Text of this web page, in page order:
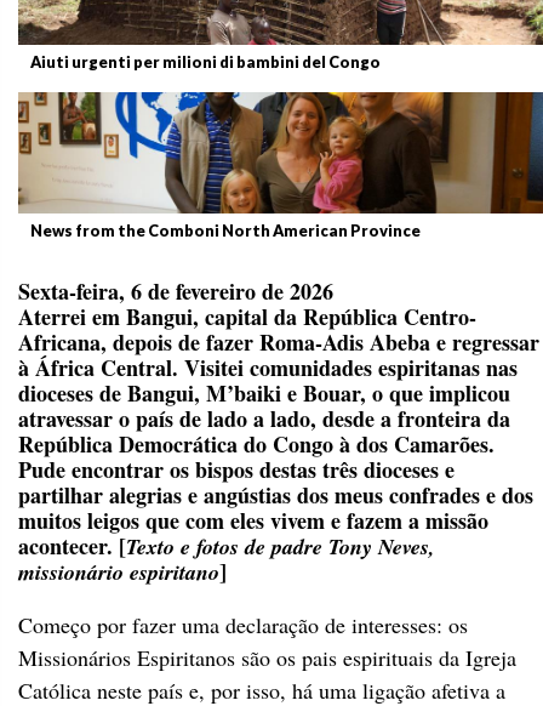
Aiuti urgenti per milioni di bambini del Congo
News from the Comboni North American Province
Sexta-feira, 6 de fevereiro de 2026
Aterrei em Bangui, capital da República Centro-
Africana, depois de fazer Roma-Adis Abeba e regressar
à África Central. Visitei comunidades espiritanas nas
dioceses de Bangui, M’baiki e Bouar, o que implicou
atravessar o país de lado a lado, desde a fronteira da
República Democrática do Congo à dos Camarões.
Pude encontrar os bispos destas três dioceses e
partilhar alegrias e angústias dos meus confrades e dos
muitos leigos que com eles vivem e fazem a missão
acontecer. [Texto e fotos de padre Tony Neves,
missionário espiritano]
Começo por fazer uma declaração de interesses: os
Missionários Espiritanos são os pais espirituais da Igreja
Católica neste país e, por isso, há uma ligação afetiva a